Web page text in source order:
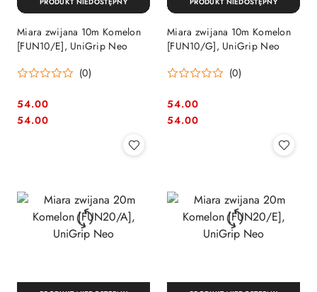
Miara zwijana 10m Komelon
[FUN10/E], UniGrip Neo
(0)
Cena:
54.00
Cena:
54.00
Miara zwijana 10m Komelon
[FUN10/G], UniGrip Neo
(0)
Cena:
54.00
Cena:
54.00